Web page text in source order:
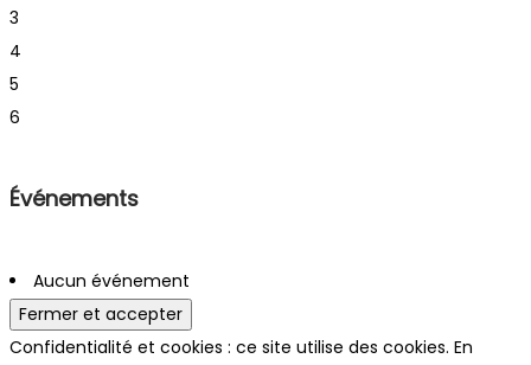
3
4
5
6
Événements
Aucun événement
Confidentialité et cookies : ce site utilise des cookies. En